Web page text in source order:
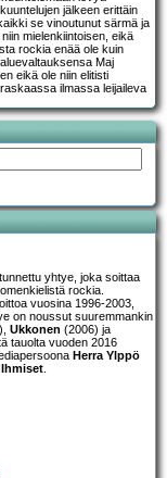
jälkeen erittäin
se vinoutunut särmä ja
mielenkiintoisen, eikä
rockia enää ole kuin
Maj
eikä ole niin elitisti
ilmassa leijaileva
yhtye, joka soittaa
rockia.
vuosina 1996-2003,
on noussut suuremmankin
Ukkonen (2006) ja
tauolta vuoden 2016
Herra Ylppö